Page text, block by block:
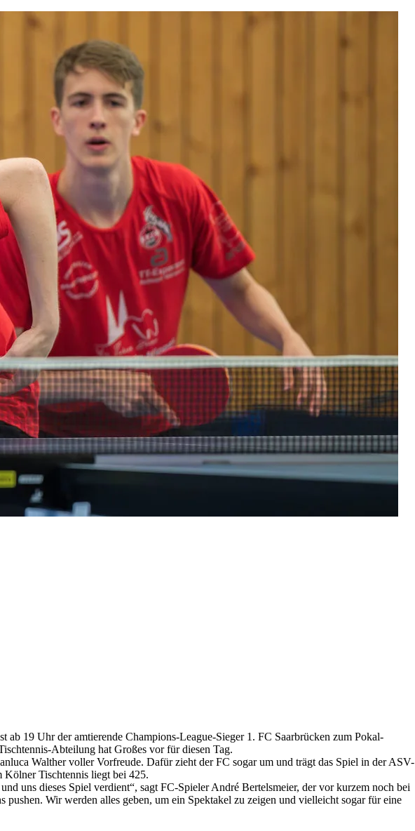
19 Uhr der amtierende Champions-League-Sieger 1. FC Saarbrücken zum Pokal-
Abteilung hat Großes vor für diesen Tag.
Walther voller Vorfreude. Dafür zieht der FC sogar um und trägt das Spiel in der ASV-
Tischtennis liegt bei 425.
uns dieses Spiel verdient“, sagt FC-Spieler André Bertelsmeier, der vor kurzem noch bei
Wir werden alles geben, um ein Spektakel zu zeigen und vielleicht sogar für eine